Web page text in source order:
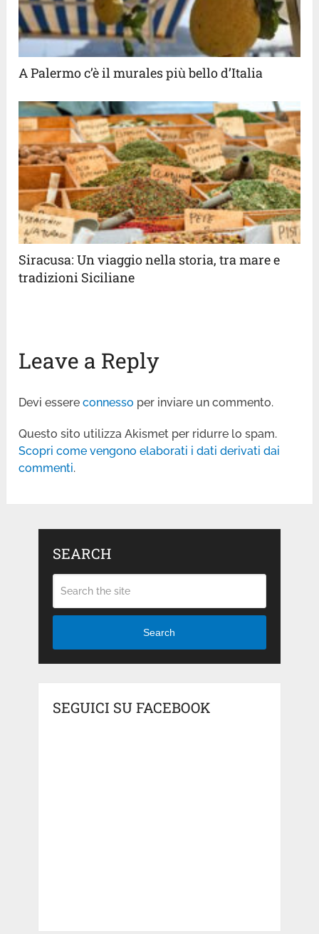
A Palermo c’è il murales più bello d’Italia
Siracusa: Un viaggio nella storia, tra mare e
tradizioni Siciliane
Leave a Reply
Devi essereconnesso per inviare un commento.
Questo sito utilizza Akismet per ridurre lo spam.
Scopri come vengono elaborati i dati derivati dai
commenti.
SEARCH
Search
SEGUICI SU FACEBOOK